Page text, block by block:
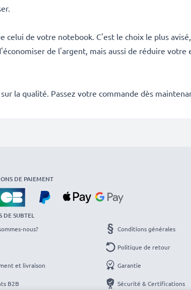
de votre notebook. C'est le choix le plus
de l'argent, mais aussi de réduire votre
la qualité. Passez votre commande dès
DE PAIEMENT
DE SUBTEL
nous?
et livraison
B2B
Conditions générales
Politique de retour
Garantie
Sécurité & Certifications